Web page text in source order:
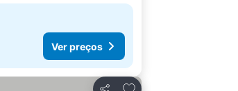
Ver preços
Adicionar aos favoritos